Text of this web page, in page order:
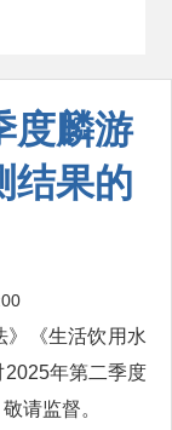
度麟游
结果的
》《生活饮用水
年第二季度
请监督。